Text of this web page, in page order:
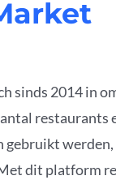
sinds 2014 in
restaurants
gebruikt
dit platform